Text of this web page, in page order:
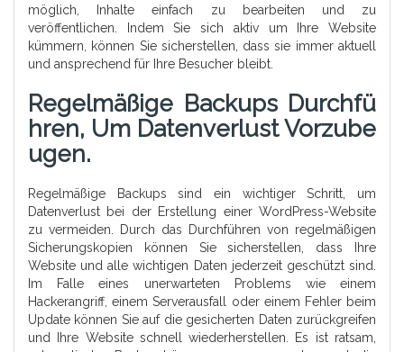
möglich, Inhalte einfach zu bearbeiten und zu
veröffentlichen. Indem Sie sich aktiv um Ihre Website
kümmern, können Sie sicherstellen, dass sie immer aktuell
und ansprechend für Ihre Besucher bleibt.
Regelmäßige Backups Durchfü
Hren, Um Datenverlust Vorzube
Ugen.
Regelmäßige Backups sind ein wichtiger Schritt, um
Datenverlust bei der Erstellung einer WordPress-Website
zu vermeiden. Durch das Durchführen von regelmäßigen
Sicherungskopien können Sie sicherstellen, dass Ihre
Website und alle wichtigen Daten jederzeit geschützt sind.
Im Falle eines unerwarteten Problems wie einem
Hackerangriff, einem Serverausfall oder einem Fehler beim
Update können Sie auf die gesicherten Daten zurückgreifen
und Ihre Website schnell wiederherstellen. Es ist ratsam,